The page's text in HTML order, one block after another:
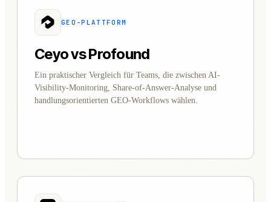
GEO-PLATTFORM
Ceyo vs Profound
Ein praktischer Vergleich für Teams, die zwischen AI-
Visibility-Monitoring, Share-of-Answer-Analyse und
handlungsorientierten GEO-Workflows wählen.